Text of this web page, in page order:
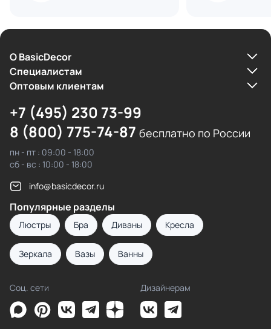
О BasicDecor
Cпециалистам
Оптовым клиентам
+7 (495) 230 73-99
8 (800) 775-74-87 бесплатно по России
пн - пт : 09:00 - 18:00
сб - вс : 10:00 - 18:00
info@basicdecor.ru
Популярные разделы
Люстры Бра Диваны Кресла
Зеркала Вазы Ванны
Соц. сети Дизайнерам